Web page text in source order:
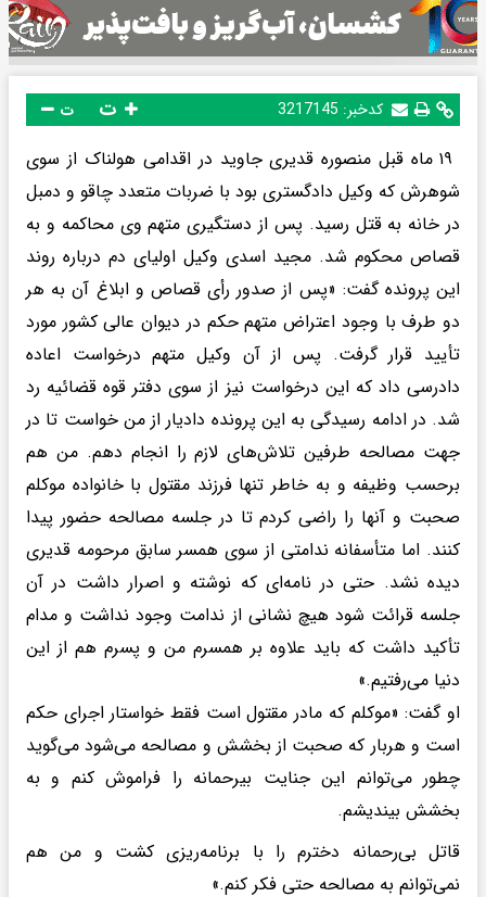
کدخبر: 3217145 ت
۱۹ ماه قبل منصوره قدیری جاوید در اقدامی هولناک از سوی
شوهرش که وکیل دادگستری بود با ضربات متعدد چاقو و دمبل
در خانه به قتل رسید. پس از دستگیری متهم وی محاکمه و به
قصاص محکوم شد. مجید اسدی وکیل اولیای دم درباره روند
این پرونده گفت: «پس از صدور رأی قصاص و ابلاغ آن به هر
دو طرف با وجود اعتراض متهم حکم در دیوان عالی کشور مورد
تأیید قرار گرفت. پس از آن وکیل متهم درخواست اعاده
دادرسی داد که این درخواست نیز از سوی دفتر قوه قضائیه رد
شد. در ادامه رسیدگی به این پرونده دادیار از من خواست تا در
جهت مصالحه طرفین تلاش‌های لازم را انجام دهم. من هم
برحسب وظیفه و به خاطر تنها فرزند مقتول با خانواده موکلم
صحبت و آنها را راضی کردم تا در جلسه مصالحه حضور پیدا
کنند. اما متأسفانه ندامتی از سوی همسر سابق مرحومه قدیری
دیده نشد. حتی در نامه‌ای که نوشته و اصرار داشت در آن
جلسه قرائت شود هیچ نشانی از ندامت وجود نداشت و مدام
تأکید داشت که باید علاوه بر همسرم من و پسرم هم از این
دنیا می‌رفتیم.»
او گفت: «موکلم که مادر مقتول است فقط خواستار اجرای حکم
است و هربار که صحبت از بخشش و مصالحه می‌شود می‌گوید
چطور می‌توانم این جنایت بیرحمانه را فراموش کنم و به
بخشش بیندیشم.
قاتل بی‌رحمانه دخترم را با برنامه‌ریزی کشت و من هم
نمی‌توانم به مصالحه حتی فکر کنم.»